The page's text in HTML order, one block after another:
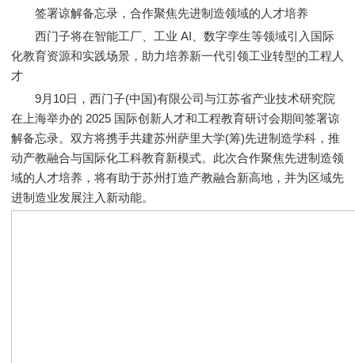
签署谅解备忘录，合作聚焦先进制造领域的人才培养
西门子将在智能工厂、工业 AI、数字孪生等领域引入国际
化教育资源和实践场景，助力培养新一代引领工业转型的工程人
才
9月10日，西门子(中国)有限公司与江苏省产业技术研究院
在上海举办的 2025 国际创新人才和工程教育研讨会期间签署谅
解备忘录。双方将携手共建苏州萨里大学(筹)先进制造学科，推
动产教融合与国际化工科教育新模式。此次合作聚焦先进制造领
域的人才培养，将有助于苏州打造产教融合新高地，并为区域先
进制造业发展注入新动能。